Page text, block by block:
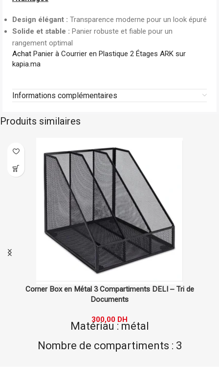
Design élégant : Transparence moderne pour un look épuré
Solide et stable : Panier robuste et fiable pour un
rangement optimal
Achat Panier à Courrier en Plastique 2 Étages ARK sur
kapia.ma
Informations complémentaires
Produits similaires
En stock
Porte Lettre en Métal – Rangement Courrier et
Type : porte lettre en métal
Utilisation : rangement de